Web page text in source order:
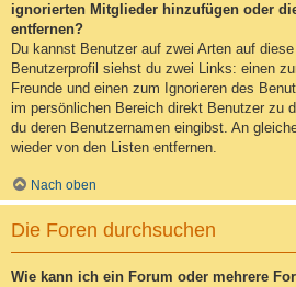
ignorierten Mitglieder hinzufügen oder
entfernen?
Du kannst Benutzer auf zwei Arten auf
Benutzerprofil siehst du zwei Links: einen
Freunde und einen zum Ignorieren des
im persönlichen Bereich direkt Benutzer zu
du deren Benutzernamen eingibst. An
wieder von den Listen entfernen.
Nach oben
Die Foren durchsuchen
Wie kann ich ein Forum oder mehrere